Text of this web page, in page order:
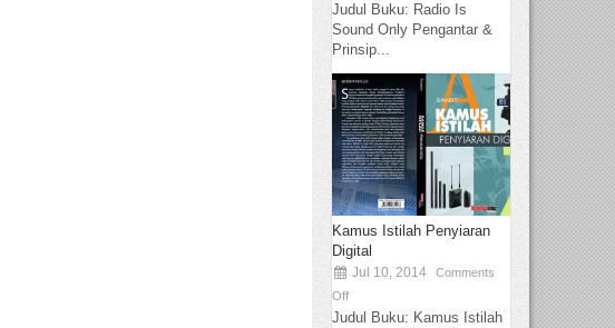
Judul Buku: Radio Is
Sound Only Pengantar &
Prinsip...
Kamus Istilah Penyiaran
Digital
Jul 10, 2014
Comments
Off
Judul Buku: Kamus Istilah